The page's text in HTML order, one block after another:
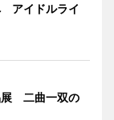
アイドルライ
展 二曲一双の